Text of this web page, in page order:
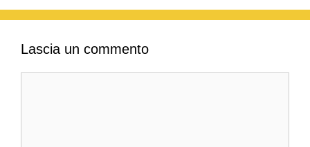
Lascia un commento